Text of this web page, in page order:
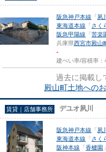
阪急神戸本線 「夙川
東海道本線 「さく
阪急甲陽線 「苦楽
兵庫県西宮市殿山
-
建ぺい率/容積率：
過去に掲載し
殿山町土地への
賃貸｜店舗事務所 デユオ夙川
阪急神戸本線 「夙川
東海道本線 「さく
阪神本線 「香櫨園